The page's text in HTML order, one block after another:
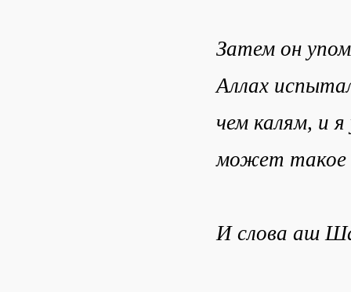
Затем он
Аллах
чем калям, и
может такое
И слова аш